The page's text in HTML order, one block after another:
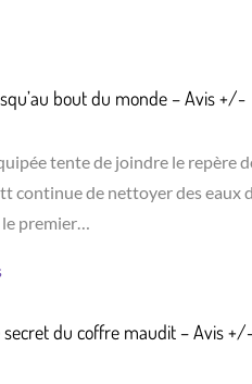
bout du monde – Avis +/-
tente de joindre le repère
continue de nettoyer des eaux
le premier…
secret du coffre maudit – Avis